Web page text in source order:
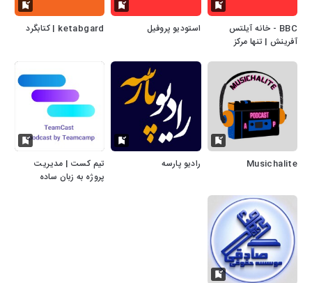
BBC - خانه آیلتس
آفرینش | تنها مرکز
AFARINESH IELTS
استودیو پروفیل ketabgard | کتابگرد
Musichalite رادیو پارسه
تیم کست | مدیریت
پروژه به زبان ساده